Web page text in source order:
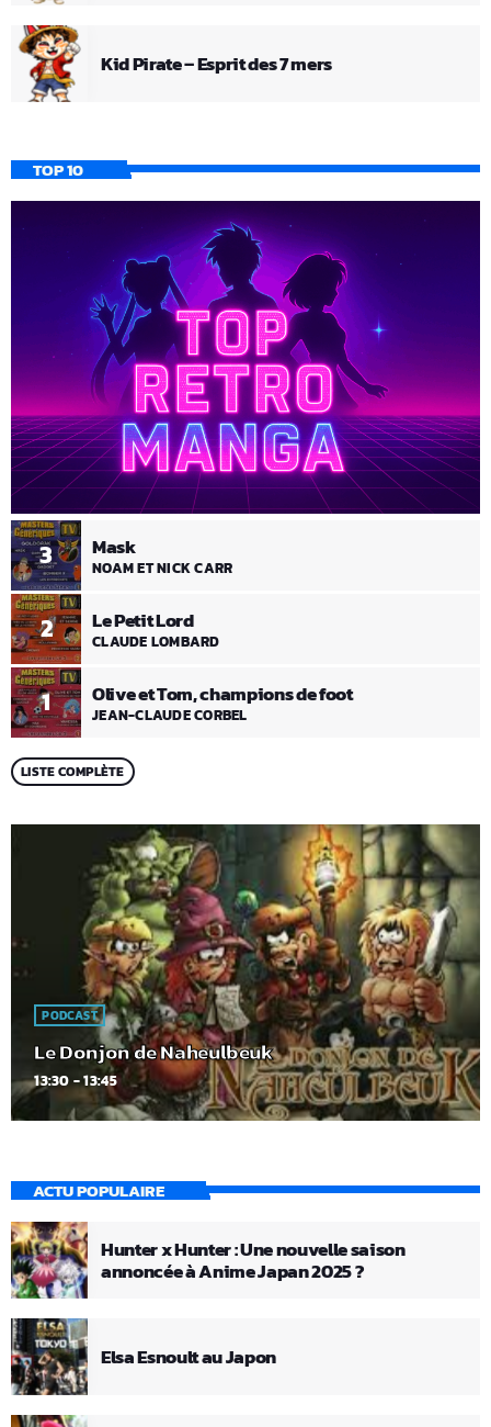
Kid Pirate – Esprit des 7 mers
TOP 10
1 Olive et Tom, champions de foot
JEAN-CLAUDE CORBEL
2 Le Petit Lord
CLAUDE LOMBARD
3 Mask
NOAM ET NICK CARR
LISTE COMPLÈTE
PODCAST
Le Donjon de Naheulbeuk
13:30 - 13:45
ACTU POPULAIRE
Hunter x Hunter : Une nouvelle saison
annoncée à Anime Japan 2025 ?
Elsa Esnoult au Japon